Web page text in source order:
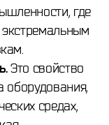
где
экстремальным
Это свойство
оборудования,
средах,